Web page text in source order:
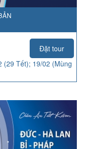
Đặt tour
(29 Tết); 19/02 (Mùng